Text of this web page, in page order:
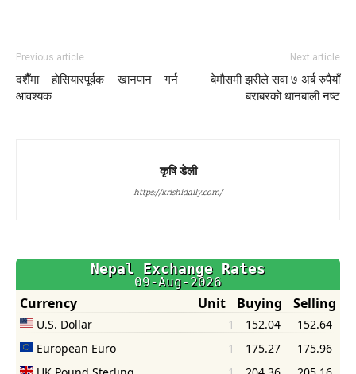
Previous article
दशैँमा हाेसियारपूर्वक खानपान गर्न
आवश्यक
Next article
बेमौसमी झरीले सवा ७ अर्ब रुपैयाँ
बराबरको धानबाली नष्ट
कृषि डेली
https://krishidaily.com/